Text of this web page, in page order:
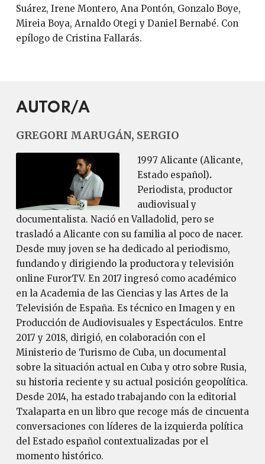
Suárez, Irene Montero, Ana Pontón, Gonzalo Boye,
Mireia Boya, Arnaldo Otegi y Daniel Bernabé. Con
epílogo de Cristina Fallarás.
AUTOR/A
GREGORI MARUGÁN, SERGIO
1997 Alicante (Alicante,
Estado español).
Periodista, productor
audiovisual y
documentalista. Nació en Valladolid, pero se
trasladó a Alicante con su familia al poco de nacer.
Desde muy joven se ha dedicado al periodismo,
fundando y dirigiendo la productora y televisión
online FurorTV. En 2017 ingresó como académico
en la Academia de las Ciencias y las Artes de la
Televisión de España. Es técnico en Imagen y en
Producción de Audiovisuales y Espectáculos. Entre
2017 y 2018, dirigió, en colaboración con el
Ministerio de Turismo de Cuba, un documental
sobre la situación actual en Cuba y otro sobre Rusia,
su historia reciente y su actual posición geopolítica.
Desde 2014, ha estado trabajando con la editorial
Txalaparta en un libro que recoge más de cincuenta
conversaciones con líderes de la izquierda política
del Estado español contextualizadas por el
momento histórico.